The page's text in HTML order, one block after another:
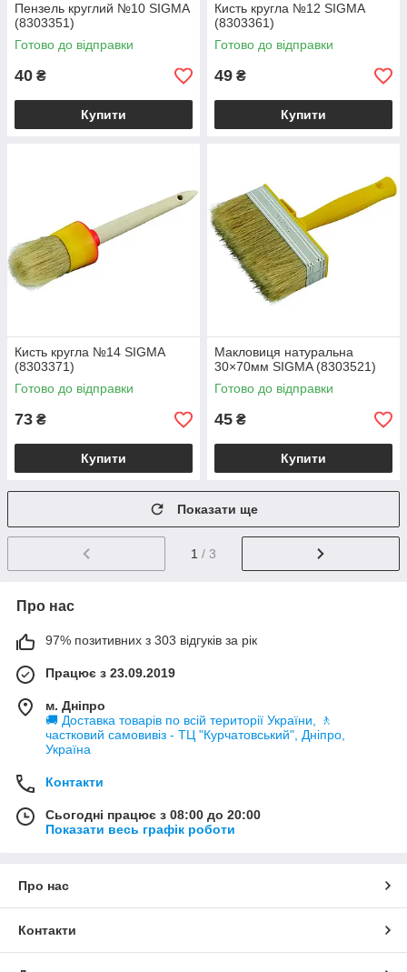
Пензель круглий №10 SIGMA
(8303351)
Готово до відправки
40 ₴
Купити
Кисть кругла №12 SIGMA
(8303361)
Готово до відправки
49 ₴
Купити
Кисть кругла №14 SIGMA
(8303371)
Готово до відправки
73 ₴
Купити
Макловиця натуральна
30×70мм SIGMA (8303521)
Готово до відправки
45 ₴
Купити
Показати ще
1 / 3
Про нас
97% позитивних з 303 відгуків за рік
Працює з 23.09.2019
м. Дніпро
🚚 Доставка товарів по всій території України, 🚶
частковий самовивіз - ТЦ "Курчатовський", Дніпро,
Україна
Контакти
Сьогодні працює з 08:00 до 20:00
Показати весь графік роботи
Про нас
Контакти